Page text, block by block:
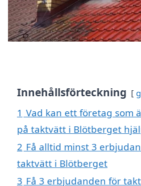
Innehållsförteckning
1 Vad kan ett företag som
på taktvätt i Blötberget
2 Få alltid minst 3
taktvätt i Blötberget
3 Få 3 erbjudanden för